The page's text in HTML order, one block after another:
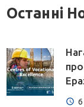
Останні